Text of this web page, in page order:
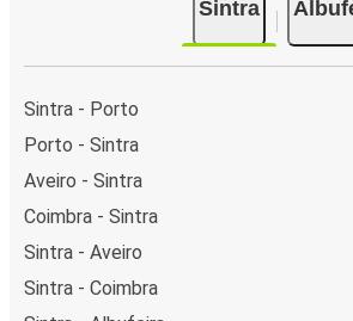
Sintra
Sintra - Porto
Porto - Sintra
Aveiro - Sintra
Coimbra - Sintra
Sintra - Aveiro
Sintra - Coimbra